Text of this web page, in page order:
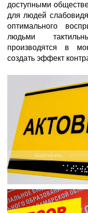
доступными
для людей
оптимального
людьми
производятся в
создать эффект